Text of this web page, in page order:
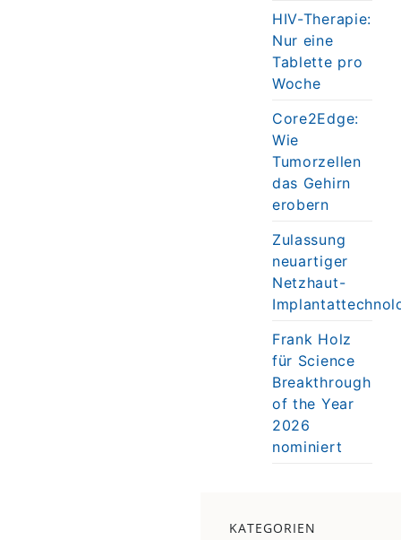
HIV-Therapie:
Nur eine
Tablette pro
Woche
Core2Edge:
Wie
Tumorzellen
das Gehirn
erobern
Zulassung
neuartiger
Netzhaut-
Frank Holz
für Science
Breakthrough
of the Year
2026
nominiert
KATEGORIEN